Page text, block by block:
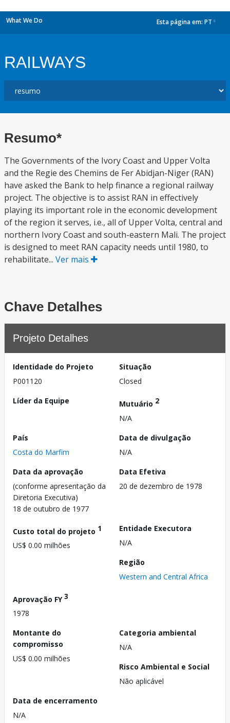
What We Do Esta página em: PT
RAILWAYS
Resumo*
The Governments of the Ivory Coast and Upper Volta
and the Regie des Chemins de Fer Abidjan-Niger (RAN)
have asked the Bank to help finance a regional railway
project. The objective is to assist RAN in effectively
playing its important role in the economic development
of the region it serves, i.e., all of Upper Volta, central and
northern Ivory Coast and south-eastern Mali. The project
is designed to meet RAN capacity needs until 1980, to
rehabilitate... Ver mais
Chave Detalhes
Projeto Detalhes
Identidade do Projeto
P001120
Situação
Closed
Líder da Equipe
Mutuário 2
N/A
País
Costa do Marfim
Data de divulgação
N/A
Data da aprovação
(conforme apresentação da
Diretoria Executiva)
18 de outubro de 1977
Data Efetiva
20 de dezembro de 1978
Custo total do projeto 1
US$ 0.00 milhões
Entidade Executora
N/A
Região
Western and Central Africa
Aprovação FY3
1978
Montante do
compromisso
US$ 0.00 milhões
Categoria ambiental
N/A
Risco Ambiental e Social
Não aplicável
Data de encerramento
N/A